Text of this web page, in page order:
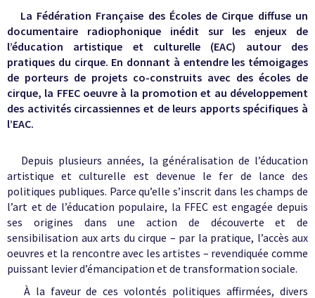
La Fédération Française des Écoles de Cirque diffuse un
documentaire radiophonique inédit sur les enjeux de
l’éducation artistique et culturelle (EAC) autour des
pratiques du cirque. En donnant à entendre les témoigages
de porteurs de projets co-construits avec des écoles de
cirque, la FFEC oeuvre à la promotion et au développement
des activités circassiennes et de leurs apports spécifiques à
l’EAC.
Depuis plusieurs années, la généralisation de l’éducation
artistique et culturelle est devenue le fer de lance des
politiques publiques. Parce qu’elle s’inscrit dans les champs de
l’art et de l’éducation populaire, la FFEC est engagée depuis
ses origines dans une action de découverte et de
sensibilisation aux arts du cirque – par la pratique, l’accès aux
oeuvres et la rencontre avec les artistes – revendiquée comme
puissant levier d’émancipation et de transformation sociale.
Àla faveur de ces volontés politiques affirmées, divers